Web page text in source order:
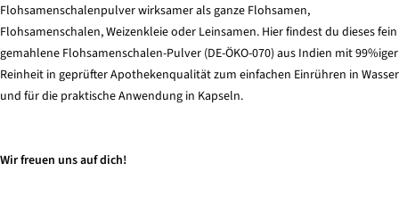
Flohsamenschalenpulver wirksamer als ganze Flohsamen,
Flohsamenschalen, Weizenkleie oder Leinsamen. Hier findest du dieses fein
gemahlene Flohsamenschalen-Pulver (DE-ÖKO-070) aus Indien mit 99%iger
Reinheit in geprüfter Apothekenqualität zum einfachen Einrühren in Wasser
und für die praktische Anwendung in Kapseln.
Wir freuen uns auf dich!